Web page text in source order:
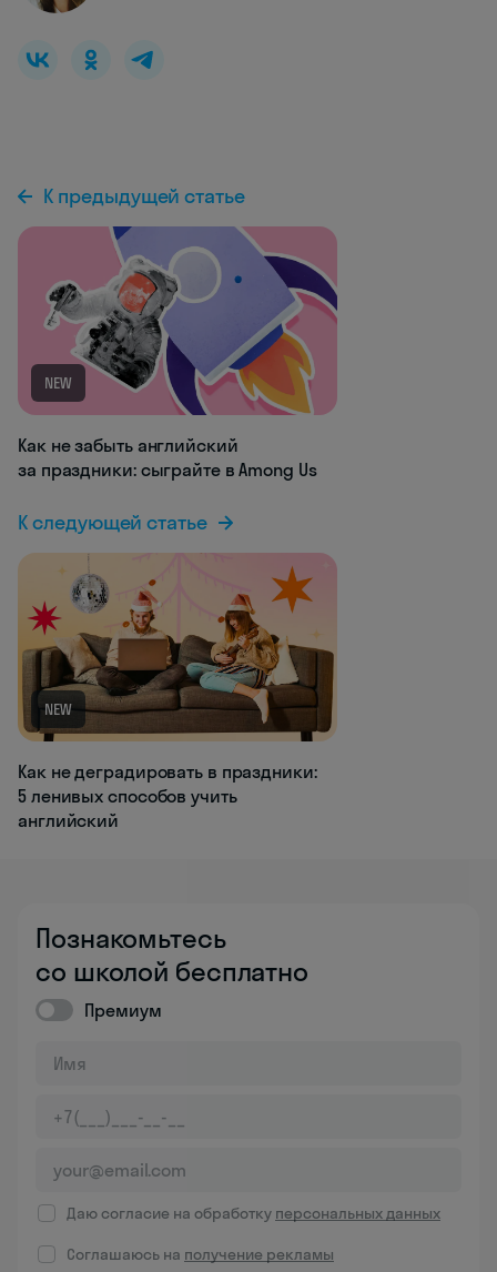
К предыдущей статье
NEW
Как не забыть английский
за праздники: сыграйте в Among Us
К следующей статье
NEW
Как не деградировать в праздники:
5 ленивых способов учить
английский
Познакомьтесь
со школой бесплатно
Премиум
Даю согласие на обработку персональных данных
Соглашаюсь на получение рекламы